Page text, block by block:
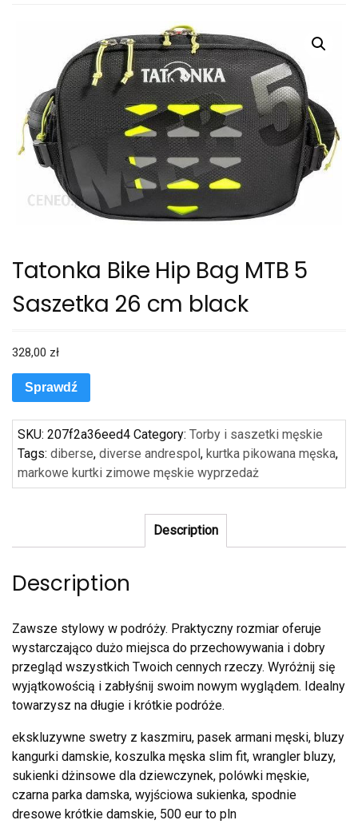
Tatonka Bike Hip Bag MTB 5
Saszetka 26 cm black
328,00 zł
Sprawdź
SKU: 207f2a36eed4 Category: Torby i saszetki męskie
Tags: diberse, diverse andrespol , kurtka pikowana męska,
markowe kurtki zimowe męskie wyprzedaż
Description
Description
Zawsze stylowy w podróży. Praktyczny rozmiar oferuje
wystarczająco dużo miejsca do przechowywania i dobry
przegląd wszystkich Twoich cennych rzeczy. Wyróżnij się
wyjątkowością i zabłyśnij swoim nowym wyglądem. Idealny
towarzysz na długie i krótkie podróże.
ekskluzywne swetry z kaszmiru, pasek armani męski, bluzy
kangurki damskie, koszulka męska slim fit, wrangler bluzy,
sukienki dżinsowe dla dziewczynek, polówki męskie,
czarna parka damska, wyjściowa sukienka, spodnie
dresowe krótkie damskie, 500 eur to pln